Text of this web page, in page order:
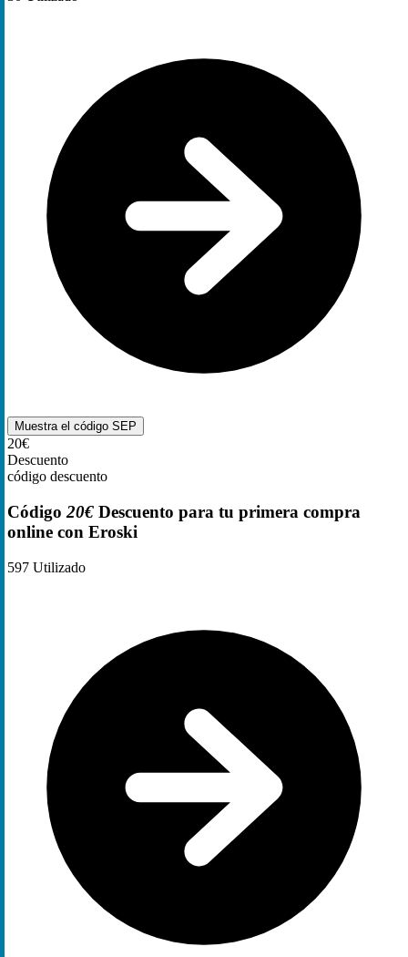
Muestra el código SEP
20€
Descuento
código descuento
Código 20€ Descuento para tu primera compra
online con Eroski
597 Utilizado